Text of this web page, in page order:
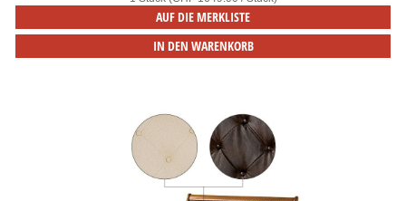
AUF DIE MERKLISTE
IN DEN WARENKORB